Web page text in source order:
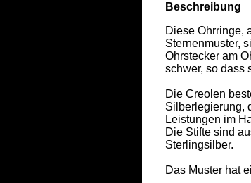
Beschreibung
Diese Ohrringe,
Sternenmuster,
Ohrstecker am
schwer, so dass
Die Creolen
Silberlegierung,
Leistungen im
Die Stifte sind
Sterlingsilber.
Das Muster hat